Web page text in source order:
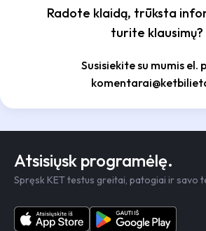
Radote klaidą, trūksta
turite klausimų?
Susisiekite su mumis el.
Atsisiųsk programėlę.
Spręsk KET testus greitai, patogiai ir savo